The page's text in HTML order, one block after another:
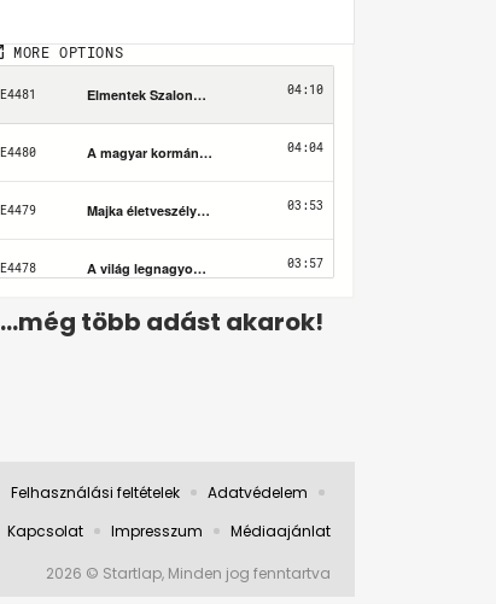
...még több adást akarok!
Felhasználási feltételek
Adatvédelem
Kapcsolat
Impresszum Médiaajánlat
2026 © Startlap, Minden jog fenntartva